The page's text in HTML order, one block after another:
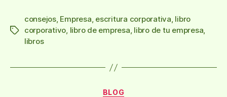
Etiquetas
consejos, Empresa, escritura corporativa, libro
corporativo, libro de empresa, libro de tu empresa,
libros
Categorías
BLOG